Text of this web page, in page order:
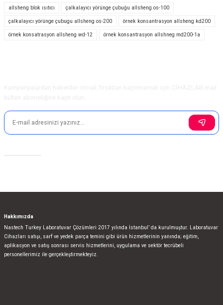
Ürün resmi kalitesiz, bozuk veya görüntülenemiyor.
Ürün açıklamasında eksik bilgiler bulunuyor.
allsheng blok ısıtıcı
çalkalayıcı yörünge çubuğu allsheng os-100
çalkalayıcı yörünge çubugu allsheng os-200
örnek konsantrasyon allsheng kd200
örnek konsatrasyon allsheng wd-12
örnek konsantrasyon allshneg md200-1a
Hakkımızda
Nastech Turkey Laboratuvar Çözümleri 2017 yılında İstanbul’ da kurulmuştur. Laboratuvar
Cihazları satışı, sarf ve yedek parça temini gibi ürün hizmetlerinin yanında; eğitim,
aplikasyon ve satış sonrası servis hizmetlerini, uygulama ve sektör tecrübeli
personellerimiz ile gerçekleştirmekteyiz.